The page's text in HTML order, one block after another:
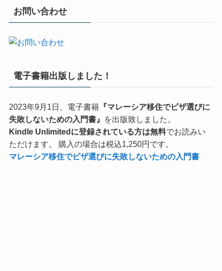
お問い合わせ
電子書籍出版しました！
2023年9月1日、電子書籍『マレーシア移住でビザ選びに
失敗しないための入門書』
を出版致しました。
Kindle Unlimitedに登録されている方は無料でお読みい
ただけます。 購入の場合は税込1,250円です。
マレーシア移住でビザ選びに失敗しないための入門書